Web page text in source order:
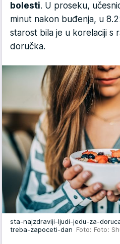
bolesti. U proseku,
minut nakon buđenja, u
starost bila je u korelaciji s
doručka.
sta-najzdraviji-ljudi-jedu-za-
treba-zapoceti-dan Foto: Foto: